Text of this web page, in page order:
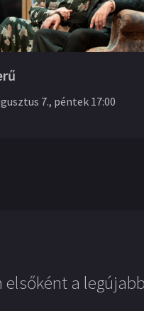
7., péntek 17:00
elsőként a